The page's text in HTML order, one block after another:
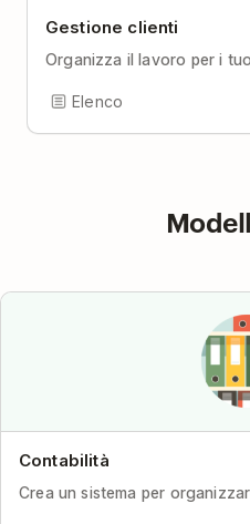
Gestione clienti
Organizza il lavoro per i
Elenco
Contabilità
Crea un sistema per